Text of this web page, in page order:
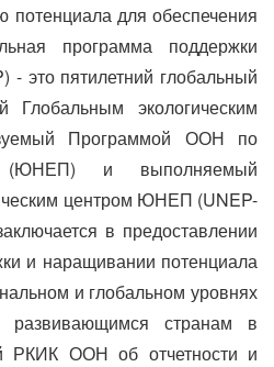
потенциала для обеспечения
программа поддержки
) - это пятилетний глобальный
Глобальным экологическим
Программой ООН по
(ЮНЕП) и выполняемый
центром ЮНЕП (UNEP-
в предоставлении
и наращивании потенциала
и глобальном уровнях
странам в
РКИК ООН об отчетности и